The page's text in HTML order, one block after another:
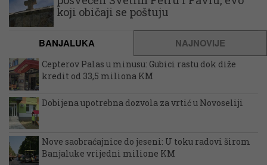
koji običaji se poštuju
BANJALUKA NAJNOVIJE
Cepterov Palas u minusu: Gubici rastu dok diže
kredit od 33,5 miliona KM
Dobijena upotrebna dozvola za vrtić u Novoseliji
Nove saobraćajnice do jeseni: U toku radovi širom
Banjaluke vrijedni milione KM